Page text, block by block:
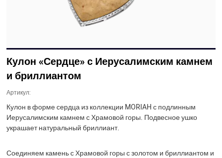
Кулон «Сердце» с Иерусалимским камнем
и бриллиантом
Артикул:
Кулон в форме сердца из коллекции MORIAH с подлинным
Иерусалимским камнем с Храмовой горы. Подвесное ушко
украшает натуральный бриллиант.
Соединяем камень с Храмовой горы с золотом и бриллиантом и